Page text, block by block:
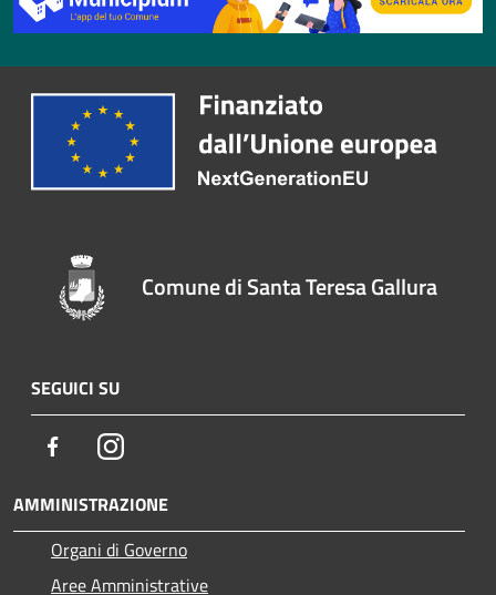
Comune di Santa Teresa Gallura
SEGUICI SU
FacebookInstagram
AMMINISTRAZIONE
Organi di Governo
Aree Amministrative